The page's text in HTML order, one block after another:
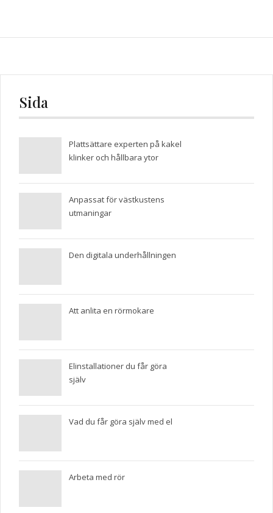
Sida
Plattsättare experten på kakel
klinker och hållbara ytor
Anpassat för västkustens
utmaningar
Den digitala underhållningen
Att anlita en rörmokare
Elinstallationer du får göra
själv
Vad du får göra själv med el
Arbeta med rör